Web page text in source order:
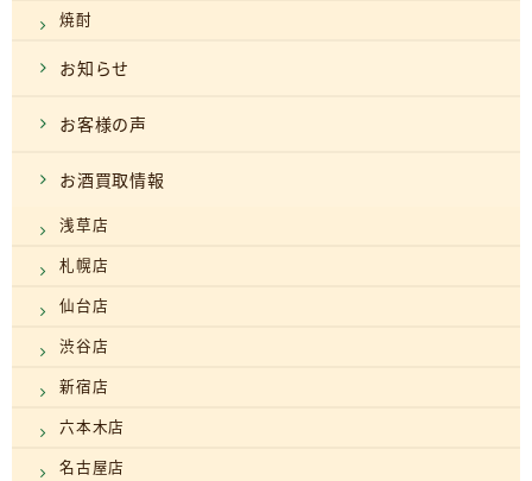
焼酎
お知らせ
お客様の声
お酒買取情報
浅草店
札幌店
仙台店
渋谷店
新宿店
六本木店
名古屋店